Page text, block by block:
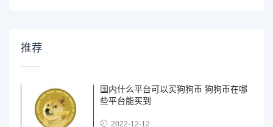
推荐
国内什么平台可以买狗狗币 狗狗币在哪
些平台能买到
2022-12-12